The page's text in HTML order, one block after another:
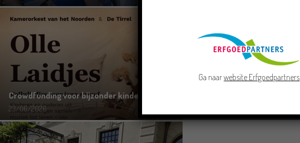
Crowdfunding voor bijzonder kinderboek met Groningse liedjes en verhalen
23/06/2026
Ga naarwebsite Erfgoedpartners